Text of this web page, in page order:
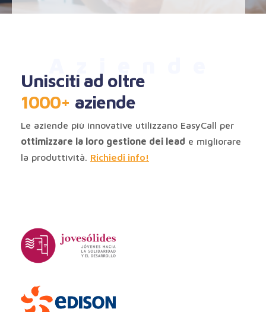
Unisciti ad oltre
1000+ aziende
Le aziende più innovative utilizzano EasyCall per
ottimizzare la loro gestione dei lead e migliorare
la produttività. Richiedi info!